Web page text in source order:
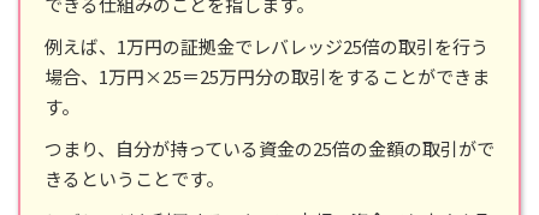
例えば、1万円の証拠金でレバレッジ25倍の取引を行う
場合、1万円×25＝25万円分の取引をすることができま
す。
つまり、自分が持っている資金の25倍の金額の取引がで
きるということです。